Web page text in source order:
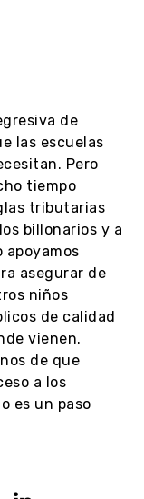
de
las escuelas
Pero
tiempo
tributarias
billonarios y a
apoyamos
asegurar de
niños
de calidad
vienen.
de que
a los
es un paso